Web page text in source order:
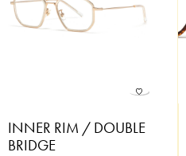
INNER RIM / DOUBLE
BRIDGE